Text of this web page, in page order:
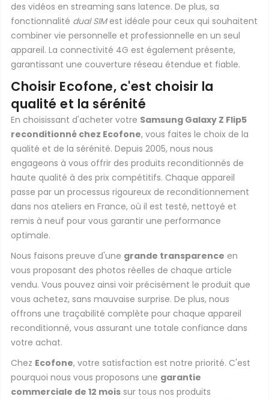
des vidéos en streaming sans latence. De plus, sa
fonctionnalité dual SIMest idéale pour ceux qui souhaitent
combiner vie personnelle et professionnelle en un seul
appareil. La connectivité 4G est également présente,
garantissant une couverture réseau étendue et fiable.
Choisir Ecofone, c'est choisir la
qualité et la sérénité
En choisissant d'acheter votre Samsung Galaxy Z Flip5
reconditionné chez Ecofone, vous faites le choix de la
qualité et de la sérénité. Depuis 2005, nous nous
engageons à vous offrir des produits reconditionnés de
haute qualité à des prix compétitifs. Chaque appareil
passe par un processus rigoureux de reconditionnement
dans nos ateliers en France, où il est testé, nettoyé et
remis à neuf pour vous garantir une performance
optimale.
Nous faisons preuve d'une grande transparence en
vous proposant des photos réelles de chaque article
vendu. Vous pouvez ainsi voir précisément le produit que
vous achetez, sans mauvaise surprise. De plus, nous
offrons une traçabilité complète pour chaque appareil
reconditionné, vous assurant une totale confiance dans
votre achat.
Chez Ecofone, votre satisfaction est notre priorité. C'est
pourquoi nous vous proposons une garantie
commerciale de 12 mois sur tous nos produits